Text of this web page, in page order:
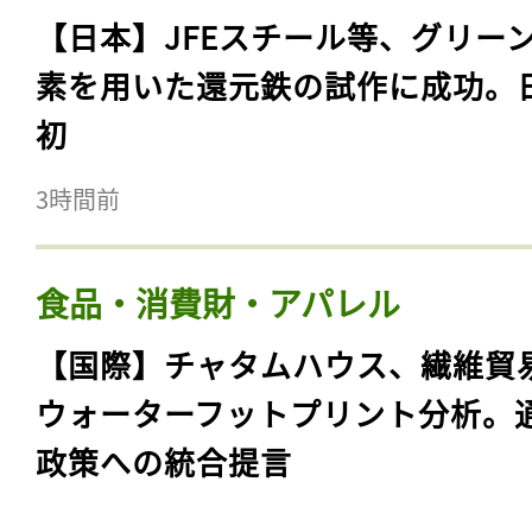
【日本】JFEスチール等、グリー
素を用いた還元鉄の試作に成功。
初
3時間前
食品・消費財・アパレル
【国際】チャタムハウス、繊維貿
ウォーターフットプリント分析。
政策への統合提言